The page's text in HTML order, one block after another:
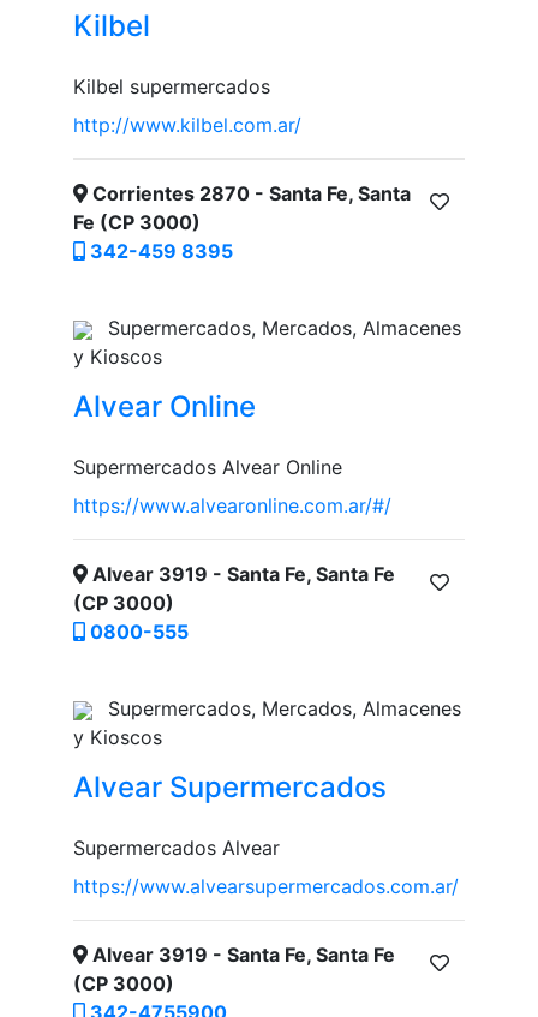
Kilbel
Kilbel supermercados
http://www.kilbel.com.ar/
Corrientes 2870 - Santa Fe, Santa
Fe (CP 3000)
342-459 8395
Supermercados, Mercados, Almacenes
y Kioscos
Alvear Online
Supermercados Alvear Online
https://www.alvearonline.com.ar/#/
Alvear 3919 - Santa Fe, Santa Fe
(CP 3000)
0800-555
Supermercados, Mercados, Almacenes
y Kioscos
Alvear Supermercados
Supermercados Alvear
https://www.alvearsupermercados.com.ar/
Alvear 3919 - Santa Fe, Santa Fe
(CP 3000)
342-4755900